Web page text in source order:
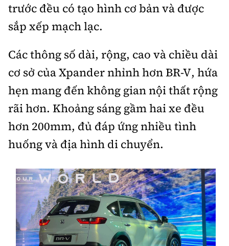
trước đều có tạo hình cơ bản và được
sắp xếp mạch lạc.
Các thông số dài, rộng, cao và chiều dài
cơ sở của Xpander nhỉnh hơn BR-V, hứa
hẹn mang đến không gian nội thất rộng
rãi hơn. Khoảng sáng gầm hai xe đều
hơn 200mm, đủ đáp ứng nhiều tình
huống và địa hình di chuyển.